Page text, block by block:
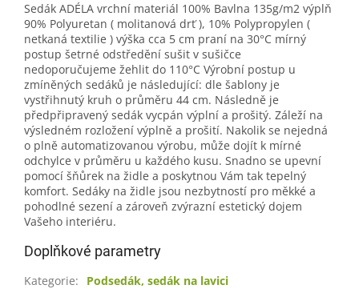
Sedák ADÉLA vrchní materiál 100% Bavlna 135g/m2 výplň
90% Polyuretan ( molitanová drť ), 10% Polypropylen (
netkaná textilie ) výška cca 5 cm praní na 30°C mírný
postup šetrné odstředění sušit v sušičce
nedoporučujeme žehlit do 110°C Výrobní postup u
zmíněných sedáků je následující: dle šablony je
vystřihnutý kruh o průměru 44 cm. Následně je
předpřipravený sedák vycpán výplní a prošitý. Záleží na
výsledném rozložení výplně a prošití. Nakolik se nejedná
o plně automatizovanou výrobu, může dojít k mírné
odchylce v průměru u každého kusu. Snadno se upevní
pomocí šňůrek na židle a poskytnou Vám tak tepelný
komfort. Sedáky na židle jsou nezbytností pro měkké a
pohodlné sezení a zároveň zvýrazní estetický dojem
Vašeho interiéru.
Doplňkové parametry
Kategorie:
Podsedák, sedák na lavici